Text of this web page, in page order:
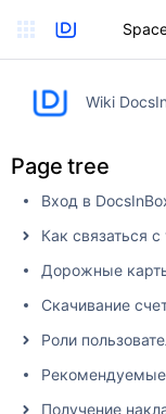
Wiki
Page tree
Вход в
Как связаться
Дорожные
Скачивание
Роли
Рекомендуемые
Получение